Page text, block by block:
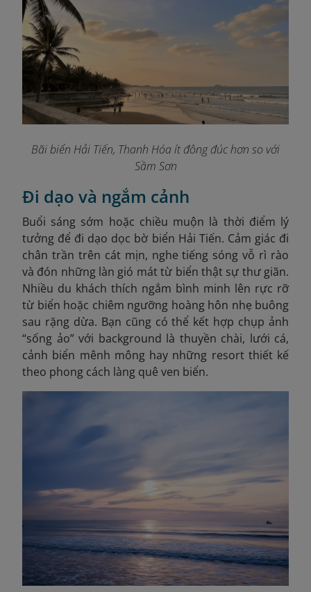
Bãi biển Hải Tiến, Thanh Hóa ít đông đúc hơn so với
Sầm Sơn
Đi dạo và ngắm cảnh
Buổi sáng sớm hoặc chiều muộn là thời điểm lý
tưởng để đi dạo dọc bờ biển Hải Tiến. Cảm giác đi
chân trần trên cát mịn, nghe tiếng sóng vỗ rì rào
và đón những làn gió mát từ biển thật sự thư giãn.
Nhiều du khách thích ngắm bình minh lên rực rỡ
từ biển hoặc chiêm ngưỡng hoàng hôn nhẹ buông
sau rặng dừa. Bạn cũng có thể kết hợp chụp ảnh
“sống ảo” với background là thuyền chài, lưới cá,
cảnh biển mênh mông hay những resort thiết kế
theo phong cách làng quê ven biển.